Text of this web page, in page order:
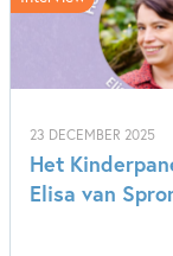
23 DECEMBER 2025
Het
Elisa van